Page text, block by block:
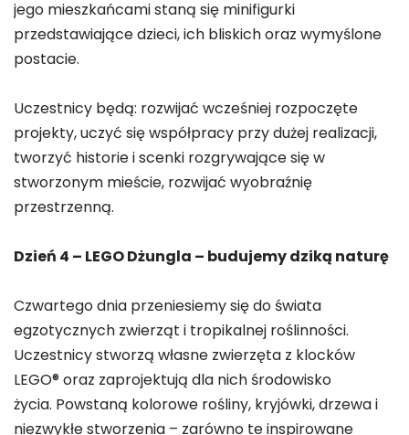
jego mieszkańcami staną się minifigurki
przedstawiające dzieci, ich bliskich oraz wymyślone
postacie.
Uczestnicy będą: rozwijać wcześniej rozpoczęte
projekty, uczyć się współpracy przy dużej realizacji,
tworzyć historie i scenki rozgrywające się w
stworzonym mieście, rozwijać wyobraźnię
przestrzenną.
Dzień 4 – LEGO Dżungla – budujemy dziką naturę
Czwartego dnia przeniesiemy się do świata
egzotycznych zwierząt i tropikalnej roślinności.
Uczestnicy stworzą własne zwierzęta z klocków
LEGO® oraz zaprojektują dla nich środowisko
życia. Powstaną kolorowe rośliny, kryjówki, drzewa i
niezwykłe stworzenia – zarówno te inspirowane